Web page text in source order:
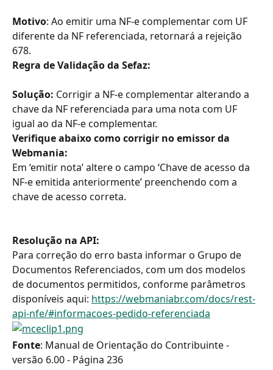
Motivo: Ao emitir uma NF-e complementar com UF
diferente da NF referenciada, retornará a rejeição
678.
Regra de Validação da Sefaz:
Solução: Corrigir a NF-e complementar alterando a
chave da NF referenciada para uma nota com UF
igual ao da NF-e complementar.
Verifique abaixo como corrigir no emissor da
Webmania:
Em ‘emitir nota’ altere o campo ‘Chave de acesso da
NF-e emitida anteriormente’ preenchendo com a
chave de acesso correta.
Resolução na API:
Para correção do erro basta informar o Grupo de
Documentos Referenciados, com um dos modelos
de documentos permitidos, conforme parâmetros
disponíveis aqui: https://webmaniabr.com/docs/rest-
api-nfe/#informacoes-pedido-referenciada
Fonte: Manual de Orientação do Contribuinte -
versão 6.00 - Página 236